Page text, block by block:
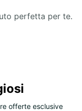
perfetta per te.
offerte esclusive